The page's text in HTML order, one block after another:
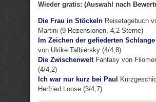
Wieder gratis: (Auswahl nach
Die Frau in Stöckeln Reisetagebuch
Martini (9 Rezensionen, 4,2 Sterne)
Im Zeichen der gefiederten Schlange
von Ulrike Talbiersky (4/4,8)
Die ZwischenweltFantasy von
(4/4,2)
Ich war nur kurz bei Paul
Herfried Loose (3/4,7)